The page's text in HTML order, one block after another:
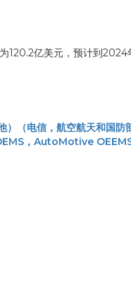
120.2亿美元，预计到
（电信，航空航天和国防
，AutoMotive